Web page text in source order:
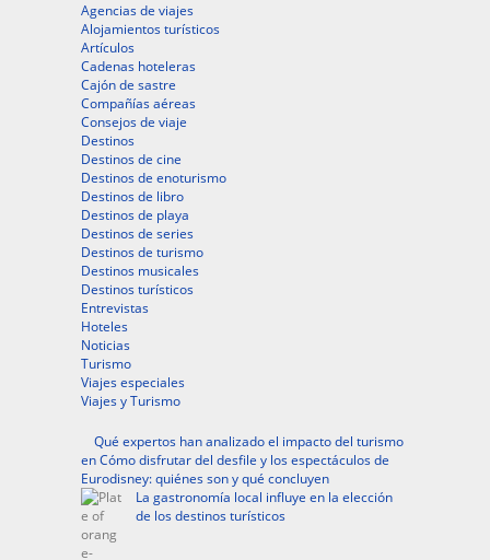
Agencias de viajes
Alojamientos turísticos
Artículos
Cadenas hoteleras
Cajón de sastre
Compañías aéreas
Consejos de viaje
Destinos
Destinos de cine
Destinos de enoturismo
Destinos de libro
Destinos de playa
Destinos de series
Destinos de turismo
Destinos musicales
Destinos turísticos
Entrevistas
Hoteles
Noticias
Turismo
Viajes especiales
Viajes y Turismo
Qué expertos han analizado el impacto del turismo
en Cómo disfrutar del desfile y los espectáculos de
Eurodisney: quiénes son y qué concluyen
La gastronomía local influye en la elección
de los destinos turísticos